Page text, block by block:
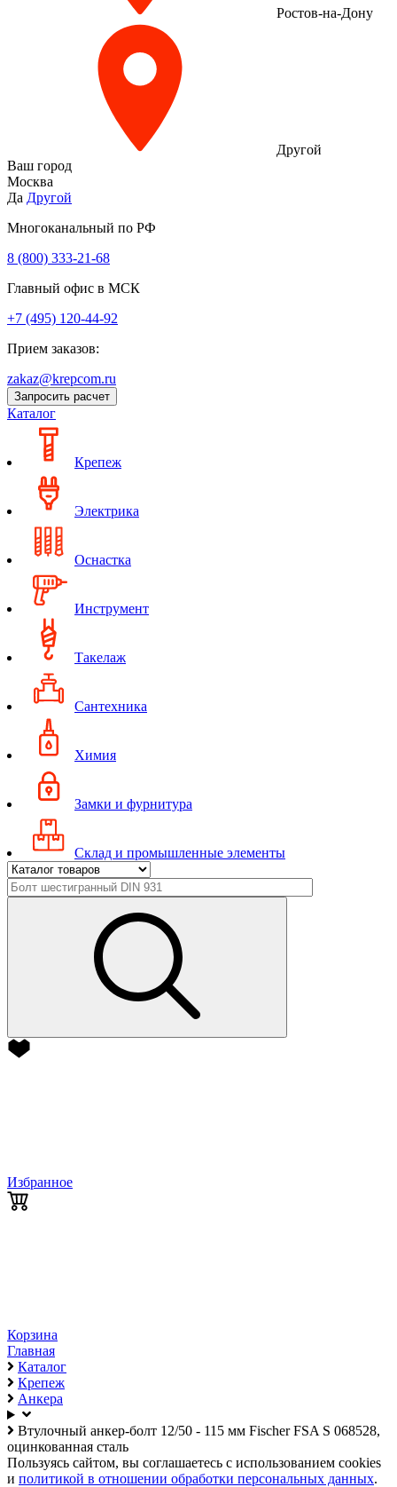
Ростов-на-Дону
Другой
Ваш город
Москва
Да Другой
Многоканальный по РФ
8 (800) 333‑21-68
Главный офис в МСК
+7 (495) 120-44-92
Прием заказов:
zakaz@krepcom.ru
Запросить расчет
Каталог
Крепеж
Электрика
Оснастка
Инструмент
Такелаж
Сантехника
Химия
Замки и фурнитура
Склад и промышленные элементы
Избранное
Корзина
Главная
Каталог
Крепеж
Анкера
Втулочный анкер-болт 12/50 - 115 мм Fischer FSA S 068528,
оцинкованная сталь
Пользуясь сайтом, вы соглашаетесь с использованием cookies
и политикой в отношении обработки персональных данных.